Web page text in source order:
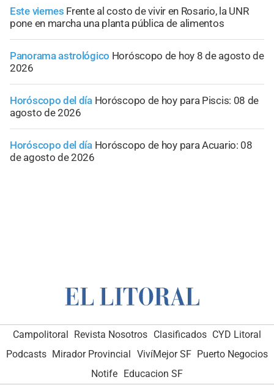
Este viernes Frente al costo de vivir en Rosario, la UNR
pone en marcha una planta pública de alimentos
Panorama astrológico Horóscopo de hoy 8 de agosto de
2026
Horóscopo del día Horóscopo de hoy para Piscis: 08 de
agosto de 2026
Horóscopo del día Horóscopo de hoy para Acuario: 08
de agosto de 2026
Campolitoral Revista Nosotros Clasificados CYD Litoral
Podcasts Mirador Provincial VivíMejor SF Puerto Negocios
Notife
Educacion SF